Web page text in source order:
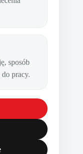
sposób
pracy.